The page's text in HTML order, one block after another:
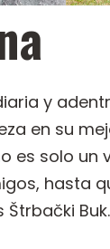
y
en su
es solo un
hasta
Buk.